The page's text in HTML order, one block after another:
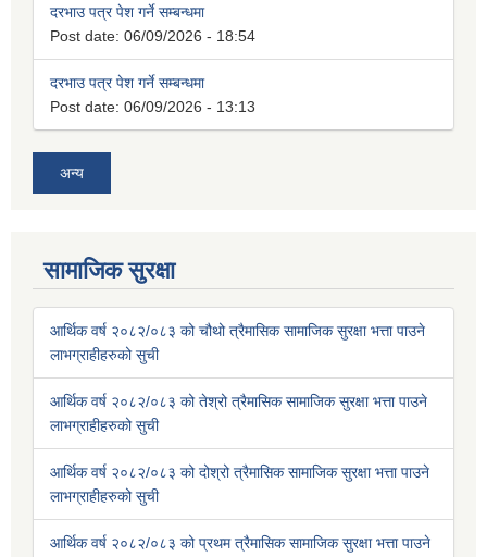
दरभाउ पत्र पेश गर्ने सम्बन्धमा
Post date: 06/09/2026 - 18:54
दरभाउ पत्र पेश गर्ने सम्बन्धमा
Post date: 06/09/2026 - 13:13
अन्य
सामाजिक सुरक्षा
आर्थिक वर्ष २०८२/०८३ को चौथो त्रैमासिक सामाजिक सुरक्षा भत्ता पाउने
लाभग्राहीहरुको सुची
आर्थिक वर्ष २०८२/०८३ को तेश्रो त्रैमासिक सामाजिक सुरक्षा भत्ता पाउने
लाभग्राहीहरुको सुची
आर्थिक वर्ष २०८२/०८३ को दोश्रो त्रैमासिक सामाजिक सुरक्षा भत्ता पाउने
लाभग्राहीहरुको सुची
आर्थिक वर्ष २०८२/०८३ को प्रथम त्रैमासिक सामाजिक सुरक्षा भत्ता पाउने